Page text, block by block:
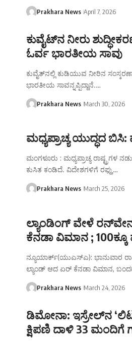
Prakhara News April 7, 2026
ಕುವೈಟ್‌ನ ನೀರು
ಓರ್ವ ಭಾರತೀಯ ಸಾವು
ಕುವೈತ್‌ನಲ್ಲಿ ಕುಡಿಯುವ ನೀರಿನ
ಭಾರತೀಯ ಸಾವನ್ನಪ್ಪಿದ್ದಾನೆ.…
Prakhara News March 30, 2026
ಮಧ್ಯಪ್ರಾಚ್ಯ ಯುದ್ಧದ
ಮಂಗಳೂರು : ಮಧ್ಯಪ್ರಾಚ್ಯ ರಾಷ್ಟ್ರಗಳ
ಕುಸಿತ ಕಂಡಿದೆ. ವಿದೇಶಗಳಿಗೆ ರಫ್ತು…
Prakhara News March 25, 2026
ಲ್ಯಾಂಡಿಂಗ್​ ವೇಳೆ
ಕೆನಡಾ ವಿಮಾನ ;
ನ್ಯೂಯಾರ್ಕ್(ಯುಎಸ್‌ಎ)​: ಭಾನುವಾರ
ಲ್ಯಾಂಡ್​ ಆದ ಏರ್​ ಕೆನಡಾ ವಿಮಾನ,
Prakhara News March 24, 2026
ಡಿಮೋನಾ: ಇಸ್ರೇಲ್‌ನ
ಕ್ಷಿಪಣಿ ದಾಳಿ 33 ಮಂದಿಗೆ